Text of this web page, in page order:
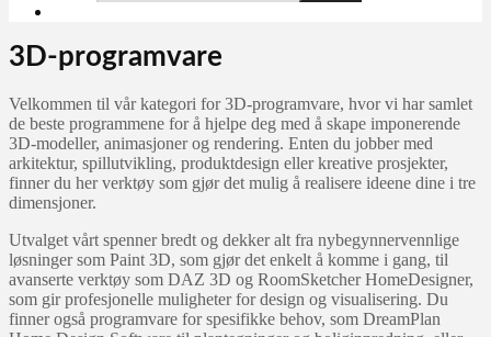
3D-programvare
Velkommen til vår kategori for 3D-programvare, hvor vi har samlet
de beste programmene for å hjelpe deg med å skape imponerende
3D-modeller, animasjoner og rendering. Enten du jobber med
arkitektur, spillutvikling, produktdesign eller kreative prosjekter,
finner du her verktøy som gjør det mulig å realisere ideene dine i tre
dimensjoner.
Utvalget vårt spenner bredt og dekker alt fra nybegynnervennlige
løsninger som Paint 3D, som gjør det enkelt å komme i gang, til
avanserte verktøy som DAZ 3D og RoomSketcher HomeDesigner,
som gir profesjonelle muligheter for design og visualisering. Du
finner også programvare for spesifikke behov, som DreamPlan